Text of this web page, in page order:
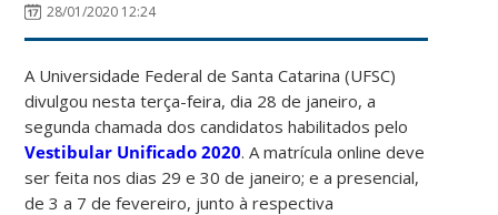
28/01/2020 12:24
A Universidade Federal de Santa Catarina (UFSC)
divulgou nesta terça-feira, dia 28 de janeiro, a
segunda chamada dos candidatos habilitados pelo
Vestibular Unificado 2020. A matrícula online deve
ser feita nos dias 29 e 30 de janeiro; e a presencial,
de 3 a 7 de fevereiro, junto à respectiva